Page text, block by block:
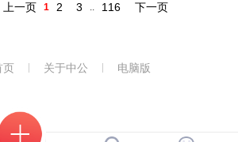
上一页 1 2 3 .. 116 下一页
页 关于中公 电脑版